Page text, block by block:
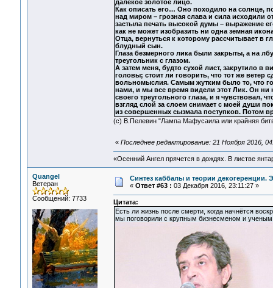
далекое золотое лицо.
Как описать его… Оно походило на солнце,
над миром – грозная слава и сила исходили
застыла печать высокой думы – выражение
как не может изобразить ни одна земная
Отца, вернуться к которому рассчитывает в
блудный сын.
Глаза безмерного лика были закрыты, а на
треугольник с глазом.
А затем меня, будто сухой лист, закрутило в
головы; стоит ли говорить, что тот же ветер
вольномыслия. Самым жутким было то, что
нами, и мы все время видели этот Лик. Он ни
своего треугольного глаза, и я чувствовал,
взгляд слой за слоем снимает с моей души
из совершенных сызмала поступков. Потом
(с) В.Пелевин "Лампа Мафусаила или крайняя
« Последнее редактирование: 21 Ноября 2016,
«Осенний Ангел прячется в дождях. В листве
Quangel
Ветеран
Сообщений: 7733
Синтез каббалы и теории
« Ответ #63 : 03 Декабря 2016, 23:11:27 »
Цитата:
Есть ли жизнь после смерти, когда начнётся
мы поговорили c крупным бизнесменом и